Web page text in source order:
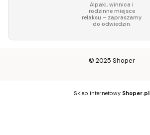
Alpaki, winnica i
rodzinne miejsce
relaksu – zapraszamy
do odwiedzin.
© 2025 Shoper
Sklep internetowy Shoper.pl